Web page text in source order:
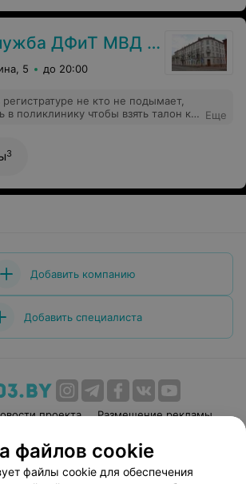
ДФиТ МВД Витебска
5 до 20:00
не кто не подымает,
в поликлинику чтобы взять талон к
Еще
3
Добавить компанию
Добавить специалиста
проекта
Размещение рекламы
соглашение
Способы оплаты
файлов cookie
файлы cookie для обеспечения